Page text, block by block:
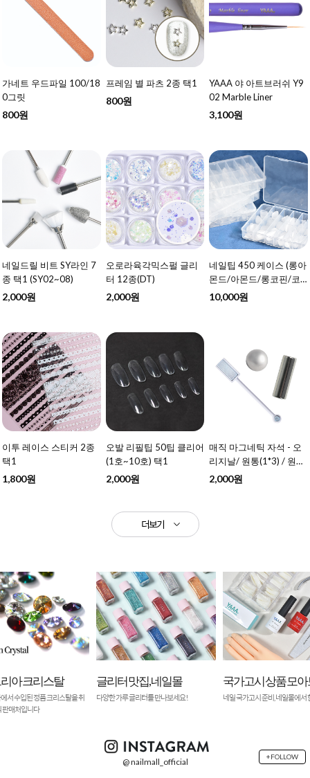
가네트 우드파일 100/18
0그릿
800원
프레임 별 파츠 2종 택1
800원
YAAA 야 아트브러쉬 Y9
02 Marble Liner
3,100원
네일드릴 비트 SY라인 7
종 택1 (SY02~08)
2,000원
오로라육각믹스펄 글리
터 12종(DT)
2,000원
네일팁 450 케이스 (롱아
몬드/아몬드/롱코핀/코
핀) 4종 택1
10,000원
이투 레이스 스티커 2종
택1
1,800원
오발 리필팁 50팁 클리어
(1호~10호) 택1
2,000원
매직 마그네틱 자석 - 오
리지날/ 원통(1*3) / 원형
볼 택1
2,000원
더보기
집, 네일몰
글리터를 만나보세요!
국가고시 상품 모아보기
네일 국가고시 준비, 네일몰에서 한번에!
오스트리아 크리스
오스트리아에서 수입된 정품 크
@ nailmall_official +FOLLOW